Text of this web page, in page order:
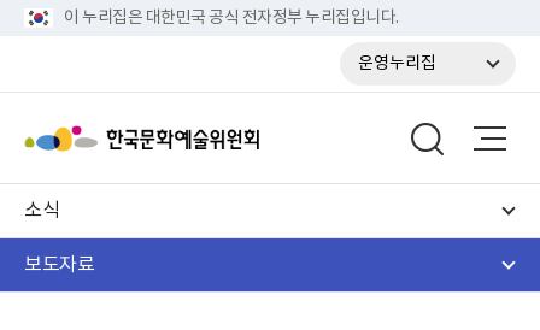
이 누리집은 대한민국 공식 전자정부 누리집입니다.
운영누리집
소식
보도자료